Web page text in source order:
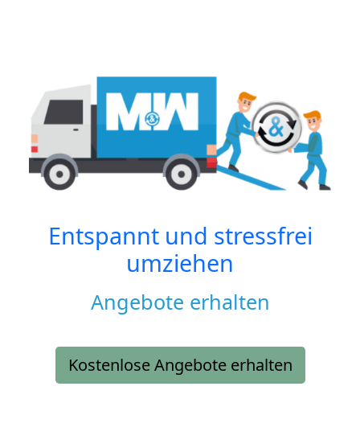
Entspannt und stressfrei
umziehen
Angebote erhalten
Kostenlose Angebote erhalten